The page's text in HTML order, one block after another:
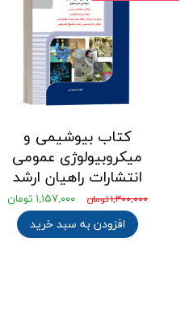
کتاب بیوشیمی و
میکروبیولوژی عمومی
انتشارات راهیان ارشد
۱,۳۰۰,۰۰۰ تومان ۱,۱۵۷,۰۰۰ تومان
افزودن به سبد خرید